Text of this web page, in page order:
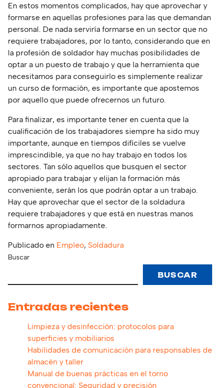
En estos momentos complicados, hay que aprovechar y
formarse en aquellas profesiones para las que demandan
personal. De nada serviría formarse en un sector que no
requiere trabajadores, por lo tanto, considerando que en
la profesión de soldador hay muchas posibilidades de
optar a un puesto de trabajo y que la herramienta que
necesitamos para conseguirlo es simplemente realizar
un curso de formación, es importante que apostemos
por aquello que puede ofrecernos un futuro.
Para finalizar, es importante tener en cuenta que la
cualificación de los trabajadores siempre ha sido muy
importante, aunque en tiempos difíciles se vuelve
imprescindible, ya que no hay trabajo en todos los
sectores. Tan sólo aquellos que busquen el sector
apropiado para trabajar y elijan la formación más
conveniente, serán los que podrán optar a un trabajo.
Hay que aprovechar que el sector de la soldadura
requiere trabajadores y que está en nuestras manos
formarnos apropiadamente.
Publicado en Empleo, Soldadura
Buscar
BUSCAR
Entradas recientes
Limpieza y desinfección: protocolos para
superficies y mobiliarios
Habilidades de comunicación para responsables de
almacén y taller
Manual de buenas prácticas en el torno
convencional: Seguridad y precisión